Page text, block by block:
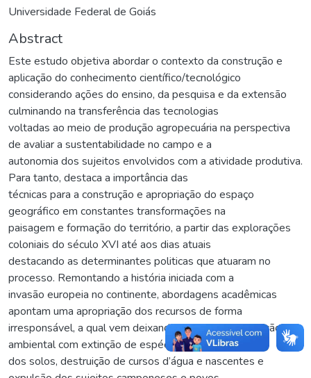
Universidade Federal de Goiás
Abstract
Este estudo objetiva abordar o contexto da construção e
aplicação do conhecimento científico/tecnológico
considerando ações do ensino, da pesquisa e da extensão
culminando na transferência das tecnologias
voltadas ao meio de produção agropecuária na perspectiva
de avaliar a sustentabilidade no campo e a
autonomia dos sujeitos envolvidos com a atividade produtiva.
Para tanto, destaca a importância das
técnicas para a construção e apropriação do espaço
geográfico em constantes transformações na
paisagem e formação do território, a partir das explorações
coloniais do século XVI até aos dias atuais
destacando as determinantes politicas que atuaram no
processo. Remontando a história iniciada com a
invasão europeia no continente, abordagens acadêmicas
apontam uma apropriação dos recursos de forma
irresponsável, a qual vem deixando rastros de destruição
ambiental com extinção de espécies, degradação
dos solos, destruição de cursos d’água e nascentes e